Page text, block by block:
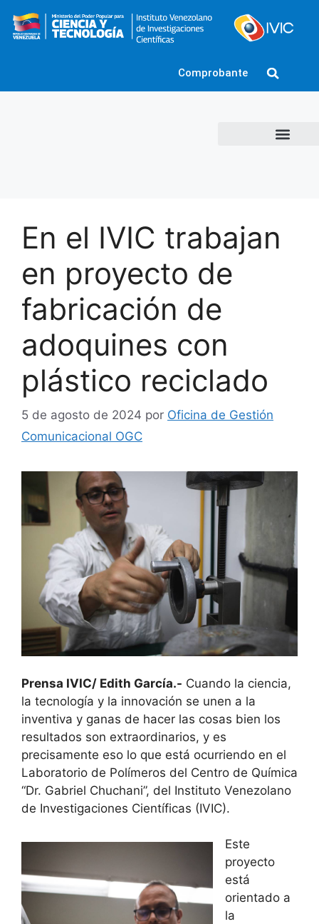
Comprobante
En el IVIC trabajan
en proyecto de
fabricación de
adoquines con
plástico reciclado
5 de agosto de 2024 por Oficina de Gestión
Comunicacional OGC
Prensa IVIC/ Edith García.- Cuando la ciencia,
la tecnología y la innovación se unen a la
inventiva y ganas de hacer las cosas bien los
resultados son extraordinarios, y es
precisamente eso lo que está ocurriendo en el
Laboratorio de Polímeros del Centro de Química
“Dr. Gabriel Chuchani”, del Instituto Venezolano
de Investigaciones Científicas (IVIC).
Este
proyecto
está
orientado a
la